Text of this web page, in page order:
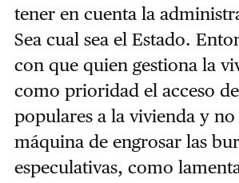
tener en cuenta la
Sea cual sea el Estado.
con que quien gestiona la
como prioridad el acceso de
populares a la vivienda y no
máquina de engrosar las
especulativas, como